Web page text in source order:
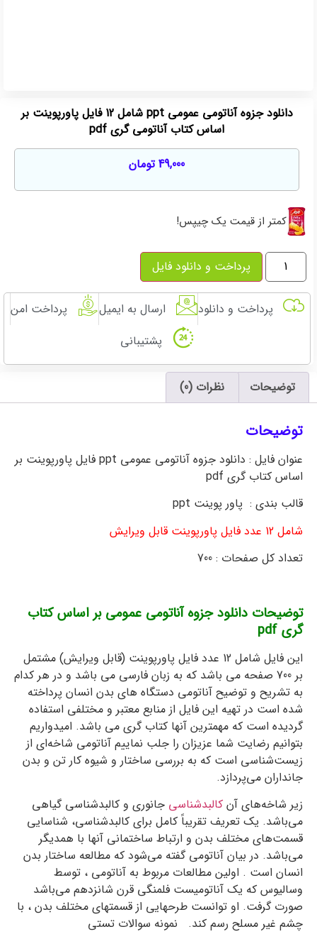
دانلود جزوه آناتومی عمومی ppt شامل 12 فایل پاورپوینت بر
اساس کتاب آناتومی گری pdf
49,000 تومان
کمتر از قیمت یک چیپس!
پرداخت و دانلود فایل
پرداخت و دانلود ارسال به ایمیل
پرداخت امن
پشتیبانی
توضیحات نظرات (0)
توضیحات
عنوان فایل : دانلود جزوه آناتومی عمومی ppt فایل پاورپوینت بر
اساس کتاب گری pdf
قالب بندی : پاور پوینت ppt
شامل 12 عدد فایل پاورپوینت قابل ویرایش
تعداد کل صفحات : 700
توضیحات دانلود جزوه آناتومی عمومی بر اساس کتاب
گری pdf
این فایل شامل 12 عدد فایل پاورپوینت (قابل ویرایش) مشتمل
بر 700 صفحه می باشد که به زبان فارسی می باشد و در هر کدام
به تشریح و توضیح آناتومی دستگاه های بدن انسان پرداخته
شده است در تهیه این فایل از منابع معتبر و مختلفی استفاده
گردیده است که مهمترین آنها کتاب گری می باشد. امیدواریم
بتوانیم رضایت شما عزیزان را جلب نماییم آناتومی شاخه‌ای از
زیست‌شناسی است که به بررسی ساختار و شیوه کار تن و بدن
جانداران می‌پردازد.
زیر شاخه‌های آن کالبدشناسی جانوری و کالبدشناسی گیاهی
می‌باشد. یک تعریف تقریباً کامل برای کالبدشناسی، شناسایی
قسمت‌های مختلف بدن و ارتباط ساختمانی آنها با همدیگر
می‌باشد. در بیان آناتومی گفته می‌شود که مطالعه ساختار بدن
انسان است . اولین مطالعات مربوط به آناتومی ، توسط
وسالیوس که یک آناتومیست فلمنگی قرن شانزدهم می‌باشد
صورت گرفت. او توانست طرحهایی از قسمتهای مختلف بدن ، با
چشم غیر مسلح رسم کند. نمونه سوالات تستی